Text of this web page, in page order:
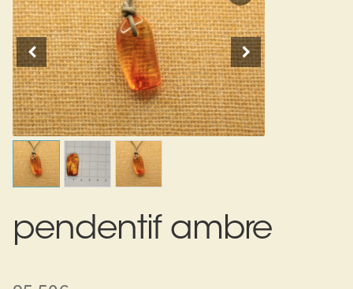
Nouveautés
Bijoux
Bolas
Bracelets
Panier
Search
for:
pendentif ambre